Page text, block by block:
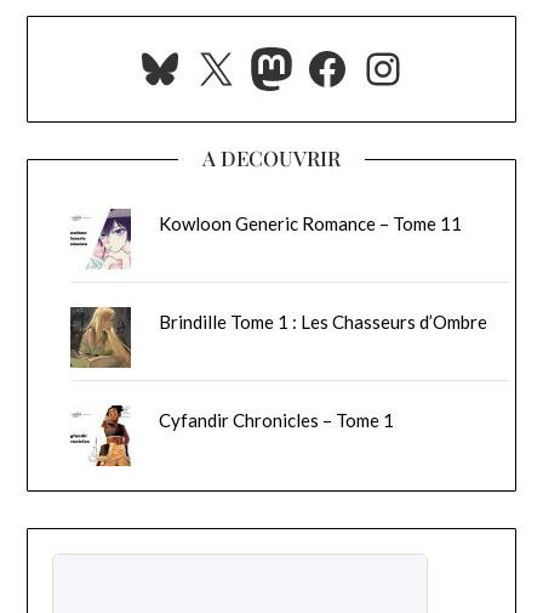
Bluesky
X Mastodon
Facebook
A DECOUVRIR
Kowloon Generic Romance – Tome 11
Brindille Tome 1 : Les Chasseurs d’Ombre
Cyfandir Chronicles – Tome 1